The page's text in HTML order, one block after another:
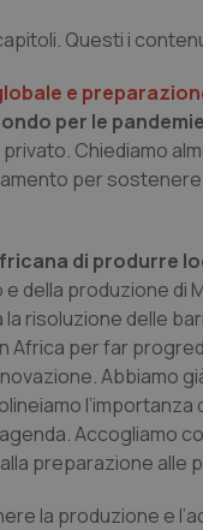
Questi i
e
per le pandemie
Chiediamo
per
di produrre
della produzione di
la risoluzione delle
per far
Abbiamo
Accogliamo
preparazione alle
la produzione e